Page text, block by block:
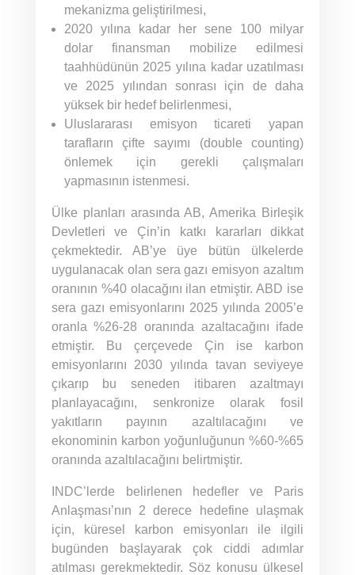
mekanizma geliştirilmesi,
2020 yılına kadar her sene 100 milyar
dolar finansman mobilize edilmesi
taahhüdünün 2025 yılına kadar uzatılması
ve 2025 yılından sonrası için de daha
yüksek bir hedef belirlenmesi,
Uluslararası emisyon ticareti yapan
tarafların çifte sayımı (double counting)
önlemek için gerekli çalışmaları
yapmasının istenmesi.
Ülke planları arasında AB, Amerika Birleşik
Devletleri ve Çin’in katkı kararları dikkat
çekmektedir. AB’ye üye bütün ülkelerde
uygulanacak olan sera gazı emisyon azaltım
oranının %40 olacağını ilan etmiştir. ABD ise
sera gazı emisyonlarını 2025 yılında 2005’e
oranla %26-28 oranında azaltacağını ifade
etmiştir. Bu çerçevede Çin ise karbon
emisyonlarını 2030 yılında tavan seviyeye
çıkarıp bu seneden itibaren azaltmayı
planlayacağını, senkronize olarak fosil
yakıtların payının azaltılacağını ve
ekonominin karbon yoğunluğunun %60-%65
oranında azaltılacağını belirtmiştir.
INDC’lerde belirlenen hedefler ve Paris
Anlaşması’nın 2 derece hedefine ulaşmak
için, küresel karbon emisyonları ile ilgili
bugünden başlayarak çok ciddi adımlar
atılması gerekmektedir. Söz konusu ülkesel